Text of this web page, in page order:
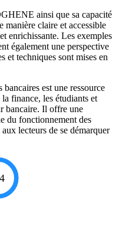
ainsi que sa capacité
manière claire et accessible
enrichissante. Les exemples
également une perspective
et techniques sont mises en
est une ressource
finance, les étudiants et
bancaire. Il offre une
du fonctionnement des
lecteurs de se démarquer